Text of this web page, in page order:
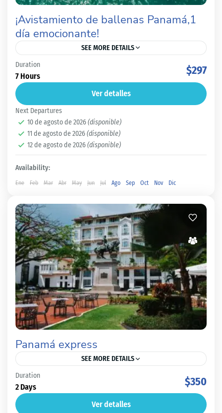
¡Avistamiento de ballenas Panamá,1
día emocionante!
SEE MORE DETAILS
¿Qué Secretos Esconden las Aguas de
Panamá?"Descubre el Fascinante Avistamiento de
Ballenas en el Pacífico en 1 día"
Panamá Capital
Fácil
Duration
7 Hours $297
Ver detalles
Next Departures
10 de agosto de 2026(disponible)
11 de agosto de 2026(disponible)
12 de agosto de 2026(disponible)
Availability:
Ene Feb Mar Abr May Jun Jul Ago Sep Oct Nov Dic
Panamá express
SEE MORE DETAILS
Panamá City-Centro de visitantes del Canal de Panamá -
Calzada de Amador [wte_itinerary_downloader]
Duration
2 Days $350
Ver detalles